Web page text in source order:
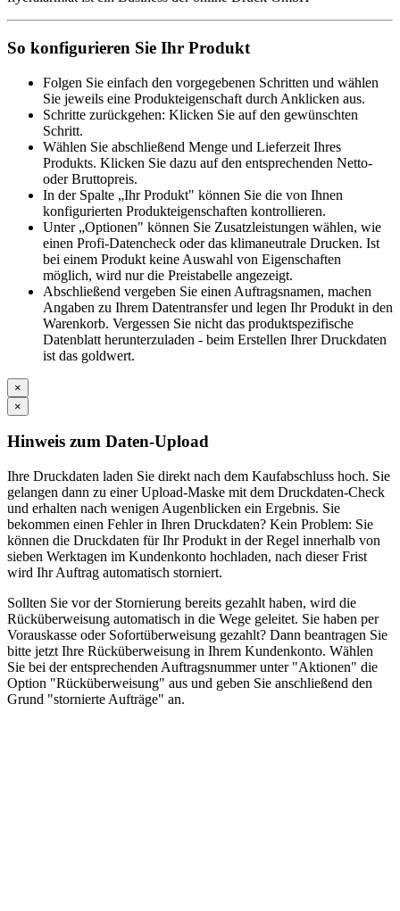
So konfigurieren Sie Ihr Produkt
Folgen Sie einfach den vorgegebenen Schritten und wählen
Sie jeweils eine Produkteigenschaft durch Anklicken aus.
Schritte zurückgehen: Klicken Sie auf den gewünschten
Schritt.
Wählen Sie abschließend Menge und Lieferzeit Ihres
Produkts. Klicken Sie dazu auf den entsprechenden Netto-
oder Bruttopreis.
In der Spalte „Ihr Produkt" können Sie die von Ihnen
konfigurierten Produkteigenschaften kontrollieren.
Unter „Optionen" können Sie Zusatzleistungen wählen, wie
einen Profi-Datencheck oder das klimaneutrale Drucken. Ist
bei einem Produkt keine Auswahl von Eigenschaften
möglich, wird nur die Preistabelle angezeigt.
Abschließend vergeben Sie einen Auftragsnamen, machen
Angaben zu Ihrem Datentransfer und legen Ihr Produkt in den
Warenkorb. Vergessen Sie nicht das produktspezifische
Datenblatt herunterzuladen - beim Erstellen Ihrer Druckdaten
ist das goldwert.
×
×
Hinweis zum Daten-Upload
Ihre Druckdaten laden Sie direkt nach dem Kaufabschluss hoch. Sie
gelangen dann zu einer Upload-Maske mit dem Druckdaten-Check
und erhalten nach wenigen Augenblicken ein Ergebnis. Sie
bekommen einen Fehler in Ihren Druckdaten? Kein Problem: Sie
können die Druckdaten für Ihr Produkt in der Regel innerhalb von
sieben Werktagen im Kundenkonto hochladen, nach dieser Frist
wird Ihr Auftrag automatisch storniert.
Sollten Sie vor der Stornierung bereits gezahlt haben, wird die
Rücküberweisung automatisch in die Wege geleitet. Sie haben per
Vorauskasse oder Sofortüberweisung gezahlt? Dann beantragen Sie
bitte jetzt Ihre Rücküberweisung in Ihrem Kundenkonto. Wählen
Sie bei der entsprechenden Auftragsnummer unter "Aktionen" die
Option "Rücküberweisung" aus und geben Sie anschließend den
Grund "stornierte Aufträge" an.